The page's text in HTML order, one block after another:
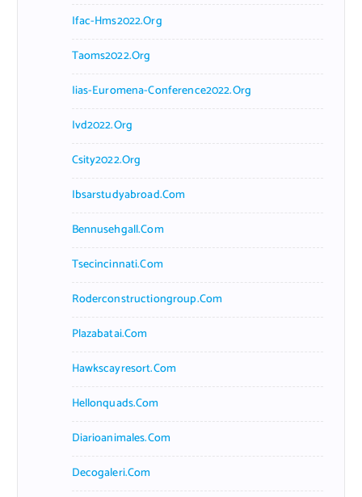
Ifac-Hms2022.org
Taoms2022.org
Iias-Euromena-Conference2022.org
Ivd2022.org
Csity2022.org
Ibsarstudyabroad.com
Bennusehgall.com
Tsecincinnati.com
Roderconstructiongroup.com
Plazabatai.com
Hawkscayresort.com
Hellonquads.com
Diarioanimales.com
Decogaleri.com